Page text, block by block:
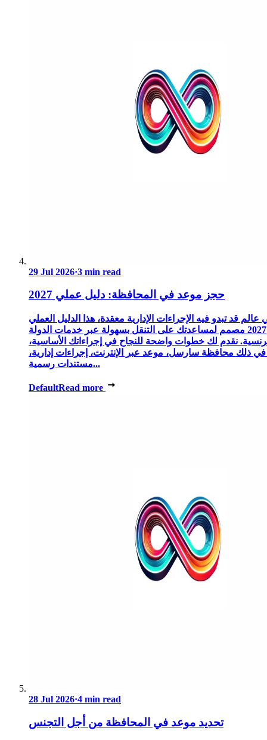
29 Jul 2026·3 min read
حجز موعد في المحافظة: دليل عملي 2027
عالم قد تبدو فيه الإجراءات الإدارية معقدة، هذا الدليل العملي
2027 مصمم لمساعدتك على التنقل بسهولة عبر خدمات الدولة
نقدم لك خطوات واضحة للنجاح في إجراءاتك الأساسية،
في ذلك محافظة سارسل، موعد عبر الإنترنت، إجراءات إدارية،
مستندات رسمية...
DefaultRead more
28 Jul 2026·4 min read
تحديد موعد في المحافظة من أجل التجنس